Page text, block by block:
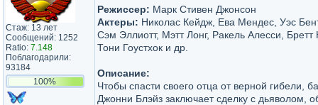
Стаж: 13 лет
Сообщений: 1252
Ratio: 7.148
Поблагодарили:
93184
100%
Режиссер: Марк Стивен Джонсон
Актеры: Николас Кейдж, Ева Мендес, Уэс
Сэм Эллиотт, Мэтт Лонг, Ракель Алесси, Бретт
Тони Гоустхок и др.
Описание:
Чтобы спасти своего отца от верной гибели,
Джонни Блэйз заключает сделку с дьяволом,